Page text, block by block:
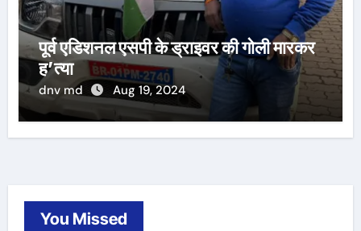
पूर्व एडिशनल एसपी के ड्राइवर की गोली मारकर
ह’त्या
dnv md Aug 19, 2024
You Missed